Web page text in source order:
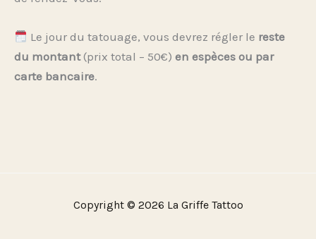
Le jour du tatouage, vous devrez régler le reste
du montant(prix total – 50€) en espèces ou par
carte bancaire.
Copyright © 2026 La Griffe Tattoo